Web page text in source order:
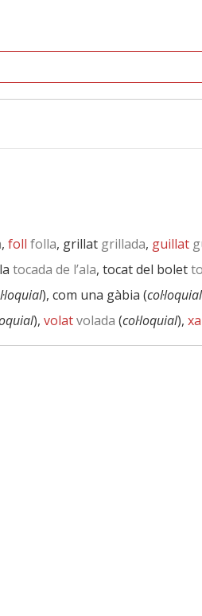
, foll folla, grillat grillada, guillat
tocada de l’ala, tocat del bolet
), com una gàbia (col·loquial
), volatvolada (col·loquial),